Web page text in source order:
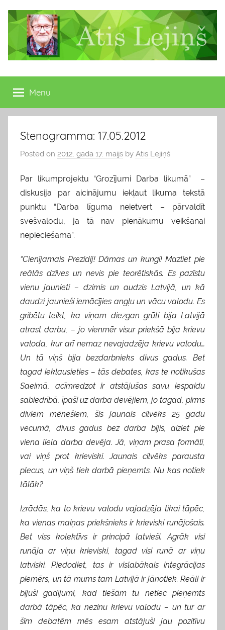
content
Atis
Lejiņš
13.
Saeimas
deputāts
Menu
Stenogramma: 17.05.2012
Posted on 2012. gada 17. maijs by Atis Lejiņš
Par likumprojektu “Grozījumi Darba likumā” –
diskusija par aicinājumu iekļaut likuma tekstā
punktu “Darba līguma neietvert – pārvaldīt
svešvalodu, ja tā nav pienākumu veikšanai
nepieciešama”.
“Cienījamais Prezidij! Dāmas un kungi! Mazliet pie
reālās dzīves un nevis pie teorētiskās. Es pazīstu
vienu jaunieti – dzimis un audzis Latvijā, un kā
daudzi jaunieši iemācījies angļu un vācu valodu. Es
gribētu teikt, ka viņam diezgan grūti bija Latvijā
atrast darbu, – jo vienmēr visur priekšā bija krievu
valoda, kur arī nemaz nevajadzēja krievu valodu…
Un tā viņš bija bezdarbnieks divus gadus. Bet
tagad ieklausieties – tās debates, kas te notikušas
Saeimā, acīmredzot ir atstājušas savu iespaidu
sabiedrībā, īpaši uz darba devējiem, jo tagad, pirms
diviem mēnešiem, šis jaunais cilvēks 25 gadu
vecumā, divus gadus bez darba bijis, aiziet pie
viena liela darba devēja. Jā, viņam prasa formāli,
vai viņš prot krieviski. Jaunais cilvēks parausta
plecus, un viņš tiek darbā pieņemts. Nu kas notiek
tālāk?
Izrādās, ka to krievu valodu vajadzēja tikai tāpēc,
ka vienas maiņas priekšnieks ir krieviski runājošais.
Bet viss kolektīvs ir principā latvieši. Agrāk visi
runāja ar viņu krieviski, tagad visi runā ar viņu
latviski. Piedodiet, tas ir vislabākais integrācijas
piemērs, un tā mums tam Latvijā ir jānotiek. Reāli ir
bijuši gadījumi, kad tiešām tu netiec pieņemts
darbā tāpēc, ka nezinu krievu valodu – un tur ar
šīm debatēm mēs esam atstājuši jau pozitīvu